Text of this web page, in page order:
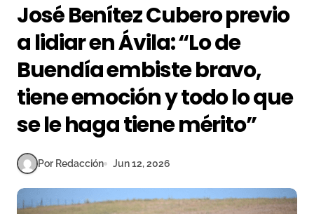
José Benítez Cubero previo
a lidiar en Ávila: “Lo de
Buendía embiste bravo,
tiene emoción y todo lo que
se le haga tiene mérito”
Por Redacción Jun 12, 2026